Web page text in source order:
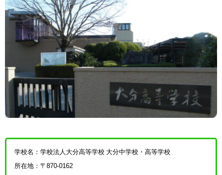
学校名：学校法人大分高等学校 大分中学校・高等学校
所在地：〒870-0162